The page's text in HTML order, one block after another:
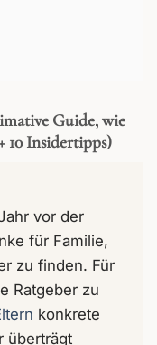
Guide, wie
10 Insidertipps)
vor der
für Familie,
zu finden. Für
Ratgeber zu
konkrete
überträgt